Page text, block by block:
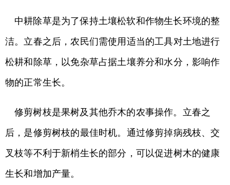
中耕除草是为了保持土壤松软和作物生长环境的整
洁。立春之后，农民们需使用适当的工具对土地进行
松耕和除草，以免杂草占据土壤养分和水分，影响作
物的正常生长。
修剪树枝是果树及其他乔木的农事操作。立春之
后，是修剪树枝的最佳时机。通过修剪掉病残枝、交
叉枝等不利于新梢生长的部分，可以促进树木的健康
生长和增加产量。